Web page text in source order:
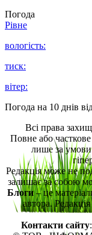
Погода
Рівне
вологість:
тиск:
вітер:
Погода на 10 днів
Всі права
Повне або
лише за
Редакція може не
залишає за собою
Блоги– це
автора. Редакція
Контакти сайту